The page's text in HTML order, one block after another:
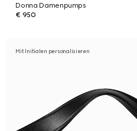
Donna Damenpumps
€ 950
Mit Initialen personalisieren